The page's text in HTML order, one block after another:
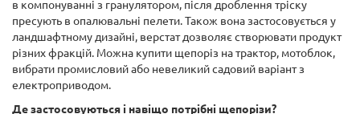
в компонуванні з гранулятором, після дроблення тріску
пресують в опалювальні пелети. Також вона застосовується у
ландшафтному дизайні, верстат дозволяє створювати продукт
різних фракцій. Можна купити щепоріз на трактор, мотоблок,
вибрати промисловий або невеликий садовий варіант з
електроприводом.
Де застосовуються і навіщо потрібні щепорізи?